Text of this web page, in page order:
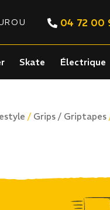
04 72 00
Skate Électrique
/ Grips / Griptapes